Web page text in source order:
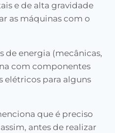
e de alta gravidade
as máquinas com o
de energia (mecânicas,
com componentes
elétricos para alguns
que é preciso
antes de realizar